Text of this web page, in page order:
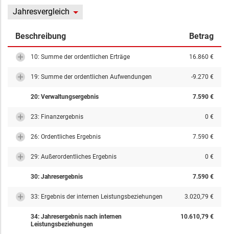
Jahresvergleich
Beschreibung Betrag
10: Summe der ordentlichen Erträge 16.860 €
19: Summe der ordentlichen Aufwendungen -9.270 €
20: Verwaltungsergebnis 7.590 €
23: Finanzergebnis 0 €
26: Ordentliches Ergebnis 7.590 €
29: Außerordentliches Ergebnis 0 €
30: Jahresergebnis 7.590 €
33: Ergebnis der internen Leistungsbeziehungen 3.020,79 €
34: Jahresergebnis nach internen
Leistungsbeziehungen
10.610,79 €